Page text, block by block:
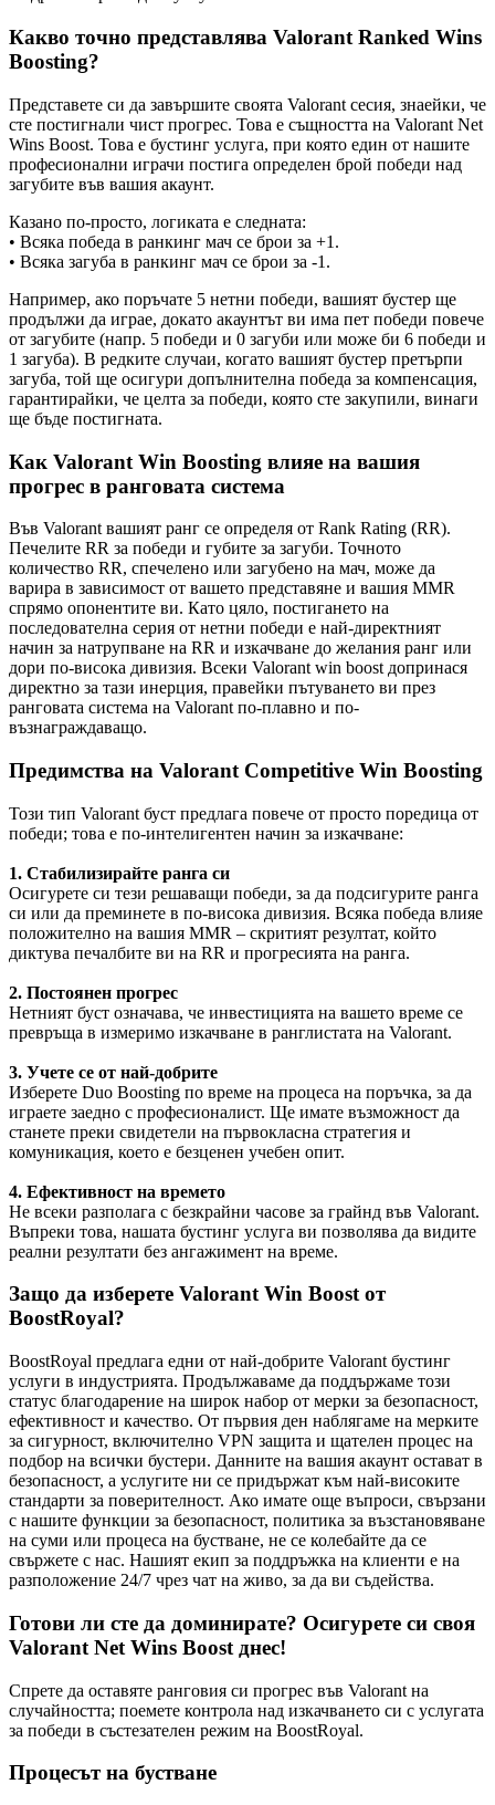
Какво точно представлява Valorant Ranked Wins
Boosting?
Представете си да завършите своята Valorant сесия, знаейки, че
сте постигнали чист прогрес. Това е същността на Valorant Net
Wins Boost. Това е бустинг услуга, при която един от нашите
професионални играчи постига определен брой победи над
загубите във вашия акаунт.
Казано по-просто, логиката е следната:
• Всяка победа в ранкинг мач се брои за +1.
• Всяка загуба в ранкинг мач се брои за -1.
Например, ако поръчате 5 нетни победи, вашият бустер ще
продължи да играе, докато акаунтът ви има пет победи повече
от загубите (напр. 5 победи и 0 загуби или може би 6 победи и
1 загуба). В редките случаи, когато вашият бустер претърпи
загуба, той ще осигури допълнителна победа за компенсация,
гарантирайки, че целта за победи, която сте закупили, винаги
ще бъде постигната.
Как Valorant Win Boosting влияе на вашия
прогрес в ранговата система
Във Valorant вашият ранг се определя от Rank Rating (RR).
Печелите RR за победи и губите за загуби. Точното
количество RR, спечелено или загубено на мач, може да
варира в зависимост от вашето представяне и вашия MMR
спрямо опонентите ви. Като цяло, постигането на
последователна серия от нетни победи е най-директният
начин за натрупване на RR и изкачване до желания ранг или
дори по-висока дивизия. Всеки Valorant win boost допринася
директно за тази инерция, правейки пътуването ви през
ранговата система на Valorant по-плавно и по-
възнаграждаващо.
Предимства на Valorant Competitive Win Boosting
Този тип Valorant буст предлага повече от просто поредица от
победи; това е по-интелигентен начин за изкачване:
1. Стабилизирайте ранга си
Осигурете си тези решаващи победи, за да подсигурите ранга
си или да преминете в по-висока дивизия. Всяка победа влияе
положително на вашия MMR – скритият резултат, който
диктува печалбите ви на RR и прогресията на ранга.
2. Постоянен прогрес
Нетният буст означава, че инвестицията на вашето време се
превръща в измеримо изкачване в ранглистата на Valorant.
3. Учете се от най-добрите
Изберете Duo Boosting по време на процеса на поръчка, за да
играете заедно с професионалист. Ще имате възможност да
станете преки свидетели на първокласна стратегия и
комуникация, което е безценен учебен опит.
4. Ефективност на времето
Не всеки разполага с безкрайни часове за грайнд във Valorant.
Въпреки това, нашата бустинг услуга ви позволява да видите
реални резултати без ангажимент на време.
Защо да изберете Valorant Win Boost от
BoostRoyal?
BoostRoyal предлага едни от най-добрите Valorant бустинг
услуги в индустрията. Продължаваме да поддържаме този
статус благодарение на широк набор от мерки за безопасност,
ефективност и качество. От първия ден наблягаме на мерките
за сигурност, включително VPN защита и щателен процес на
подбор на всички бустери. Данните на вашия акаунт остават в
безопасност, а услугите ни се придържат към най-високите
стандарти за поверителност. Ако имате още въпроси, свързани
с нашите функции за безопасност, политика за възстановяване
на суми или процеса на бустване, не се колебайте да се
свържете с нас. Нашият екип за поддръжка на клиенти е на
разположение 24/7 чрез чат на живо, за да ви съдейства.
Готови ли сте да доминирате? Осигурете си своя
Valorant Net Wins Boost днес!
Спрете да оставяте ранговия си прогрес във Valorant на
случайността; поемете контрола над изкачването си с услугата
за победи в състезателен режим на BoostRoyal.
Процесът на бустване